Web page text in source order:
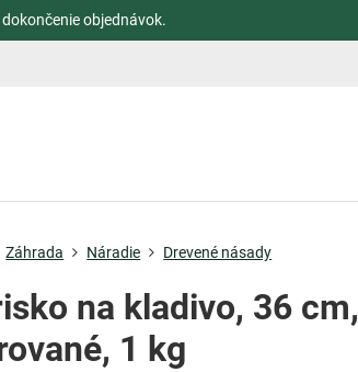
objednávok.
Záhrada Náradie Drevené násady
na kladivo, 36 cm,
1 kg